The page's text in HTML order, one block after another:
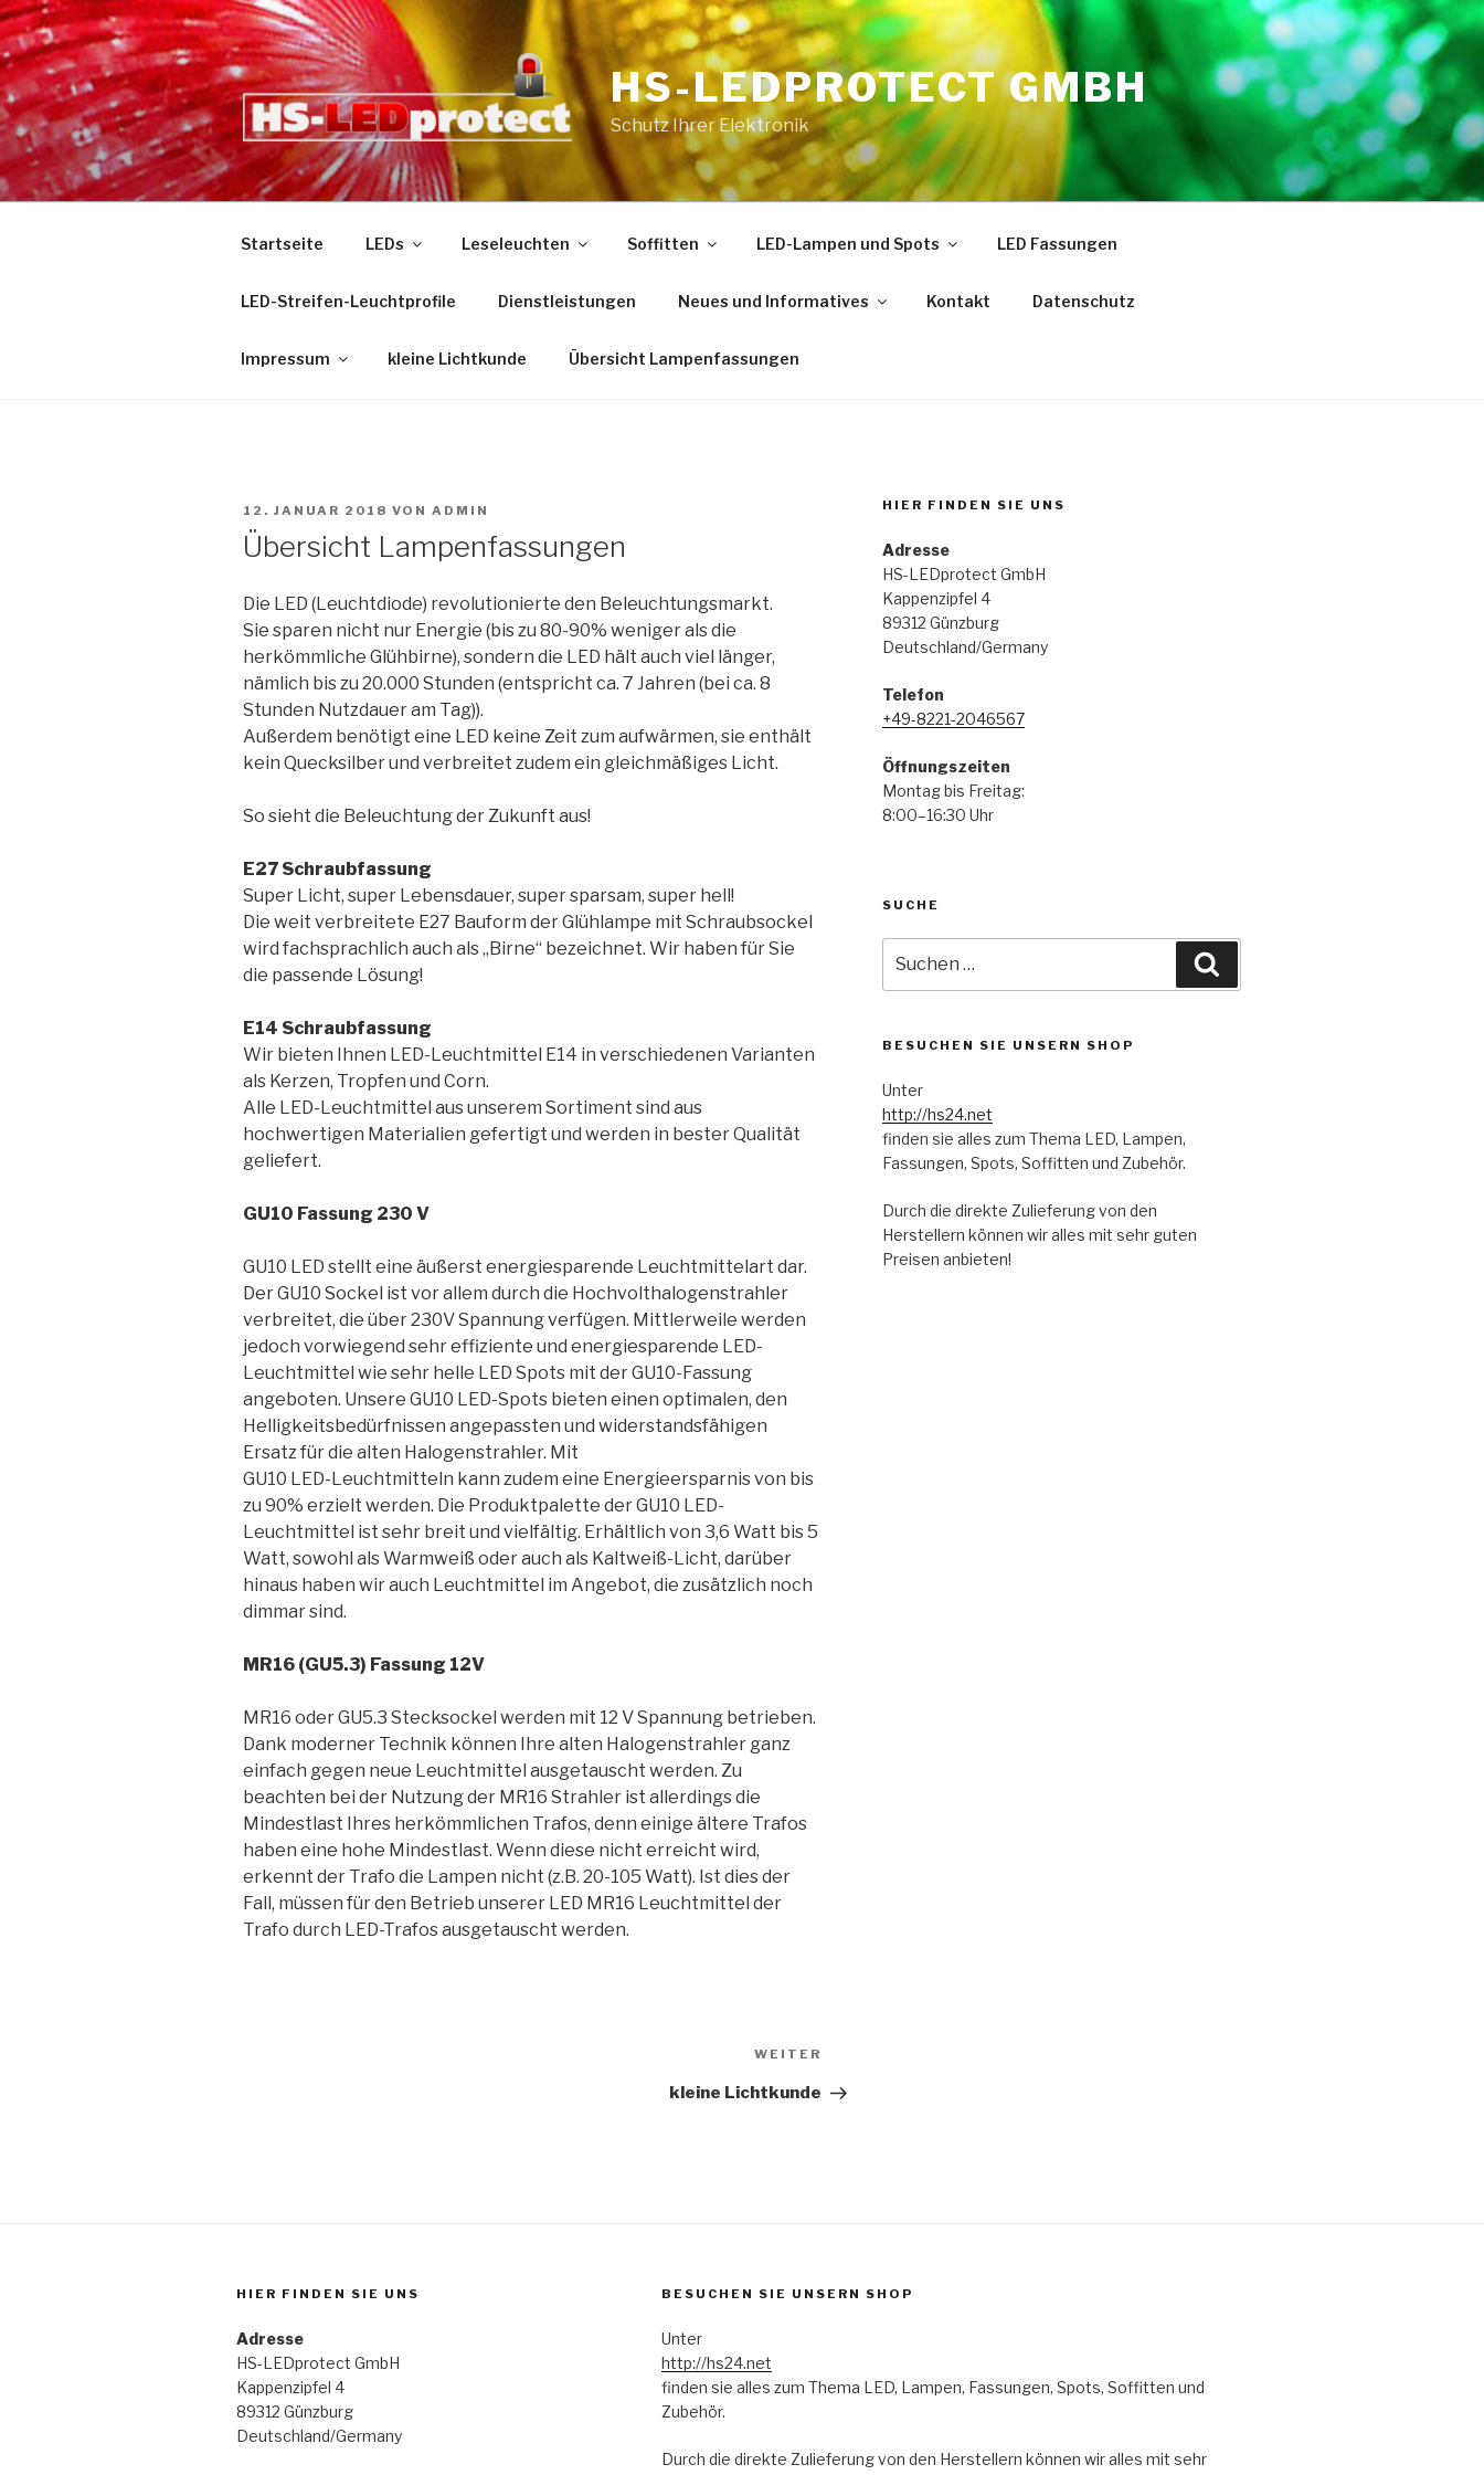
Zum
Inhalt
springen
HS-LEDPROTECT GMBH
Schutz Ihrer Elektronik
Startseite LEDs Leseleuchten Soffitten LED-Lampen und Spots LED Fassungen
LED-Streifen-Leuchtprofile Dienstleistungen Neues und Informatives Kontakt Datenschutz
Impressum kleine Lichtkunde Übersicht Lampenfassungen
VERÖFFENTLICHT
AM
12. JANUAR 2018 VON ADMIN
Übersicht Lampenfassungen
Die LED (Leuchtdiode) revolutionierte den Beleuchtungsmarkt.
Sie sparen nicht nur Energie (bis zu 80-90% weniger als die
herkömmliche Glühbirne), sondern die LED hält auch viel länger,
nämlich bis zu 20.000 Stunden (entspricht ca. 7 Jahren (bei ca. 8
Stunden Nutzdauer am Tag)).
Außerdem benötigt eine LED keine Zeit zum aufwärmen, sie enthält
kein Quecksilber und verbreitet zudem ein gleichmäßiges Licht.
So sieht die Beleuchtung der Zukunft aus!
E27 Schraubfassung
Super Licht, super Lebensdauer, super sparsam, super hell!
Die weit verbreitete E27 Bauform der Glühlampe mit Schraubsockel
wird fachsprachlich auch als „Birne“ bezeichnet. Wir haben für Sie
die passende Lösung!
E14 Schraubfassung
Wir bieten Ihnen LED-Leuchtmittel E14 in verschiedenen Varianten
als Kerzen, Tropfen und Corn.
Alle LED-Leuchtmittel aus unserem Sortiment sind aus
hochwertigen Materialien gefertigt und werden in bester Qualität
geliefert.
GU10 Fassung 230 V
GU10 LED stellt eine äußerst energiesparende Leuchtmittelart dar.
Der GU10 Sockel ist vor allem durch die Hochvolthalogenstrahler
verbreitet, die über 230V Spannung verfügen. Mittlerweile werden
jedoch vorwiegend sehr effiziente und energiesparende LED-
Leuchtmittel wie sehr helle LED Spots mit der GU10-Fassung
angeboten. Unsere GU10 LED-Spots bieten einen optimalen, den
Helligkeitsbedürfnissen angepassten und widerstandsfähigen
Ersatz für die alten Halogenstrahler. Mit
GU10 LED-Leuchtmitteln kann zudem eine Energieersparnis von bis
zu 90% erzielt werden. Die Produktpalette der GU10 LED-
Leuchtmittel ist sehr breit und vielfältig. Erhältlich von 3,6 Watt bis 5
Watt, sowohl als Warmweiß oder auch als Kaltweiß-Licht, darüber
hinaus haben wir auch Leuchtmittel im Angebot, die zusätzlich noch
dimmar sind.
MR16 (GU5.3) Fassung 12V
MR16 oder GU5.3 Stecksockel werden mit 12 V Spannung betrieben.
Dank moderner Technik können Ihre alten Halogenstrahler ganz
einfach gegen neue Leuchtmittel ausgetauscht werden. Zu
beachten bei der Nutzung der MR16 Strahler ist allerdings die
Mindestlast Ihres herkömmlichen Trafos, denn einige ältere Trafos
haben eine hohe Mindestlast. Wenn diese nicht erreicht wird,
erkennt der Trafo die Lampen nicht (z.B. 20-105 Watt). Ist dies der
Fall, müssen für den Betrieb unserer LED MR16 Leuchtmittel der
Trafo durch LED-Trafos ausgetauscht werden.
WEITER
kleine Lichtkunde
HIER FINDEN SIE UNS
Adresse
HS-LEDprotect GmbH
Kappenzipfel 4
89312 Günzburg
Deutschland/Germany
Telefon
+49-8221-2046567
Öffnungszeiten
Montag bis Freitag:
8:00–16:30 Uhr
SUCHE
nach:
BESUCHEN SIE UNSERN SHOP
Unter
http://hs24.net
finden sie alles zum Thema LED, Lampen,
Fassungen, Spots, Soffitten und Zubehör.
Durch die direkte Zulieferung von den
Herstellern können wir alles mit sehr guten
Preisen anbieten!
HIER FINDEN SIE UNS
Adresse
HS-LEDprotect GmbH
Kappenzipfel 4
89312 Günzburg
Deutschland/Germany
BESUCHEN SIE UNSERN SHOP
Unter
http://hs24.net
finden sie alles zum Thema LED, Lampen, Fassungen, Spots, Soffitten und
Zubehör.
Durch die direkte Zulieferung von den Herstellern können wir alles mit sehr